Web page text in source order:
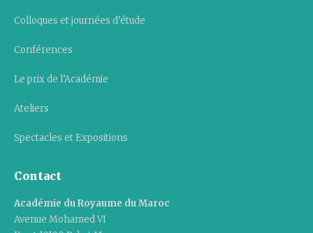
Colloques et journées d’étude
Conférences
Le prix de l’Académie
Ateliers
Spectacles et Expositions
Contact
Académie du Royaume du Maroc
Avenue Mohamed VI